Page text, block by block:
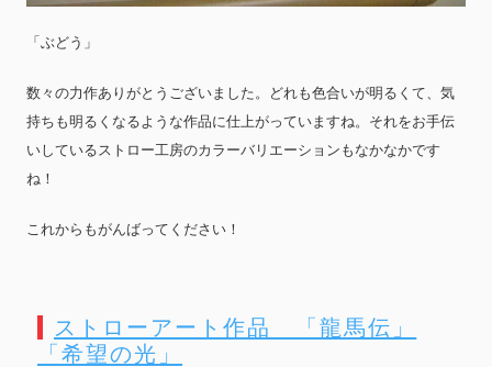
「ぶどう」
数々の力作ありがとうございました。どれも色合いが明るくて、気
持ちも明るくなるような作品に仕上がっていますね。それをお手伝
いしているストロー工房のカラーバリエーションもなかなかです
ね！
これからもがんばってください！
ストローアート作品 「龍馬伝」
「希望の光」